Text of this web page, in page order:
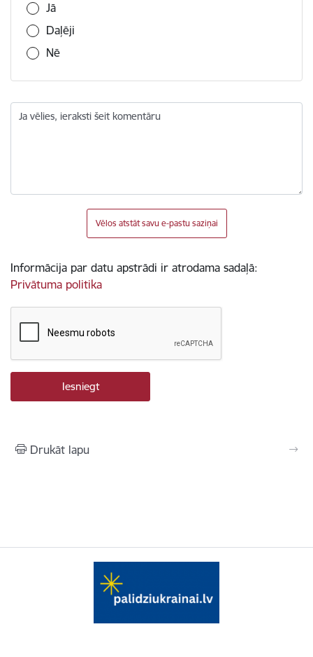
Jā
Daļēji
Nē
Ja vēlies, ieraksti šeit komentāru
Vēlos atstāt savu e-pastu saziņai
Informācija par datu apstrādi ir atrodama sadaļā:
Privātuma politika
Drukāt lapu